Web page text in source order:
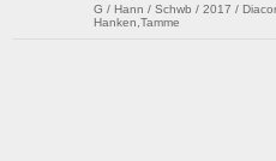
G / Hann / Schwb / 2017 /
Hanken,Tamme